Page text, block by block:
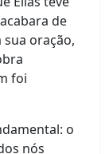
de
oração,
foi
o
nós